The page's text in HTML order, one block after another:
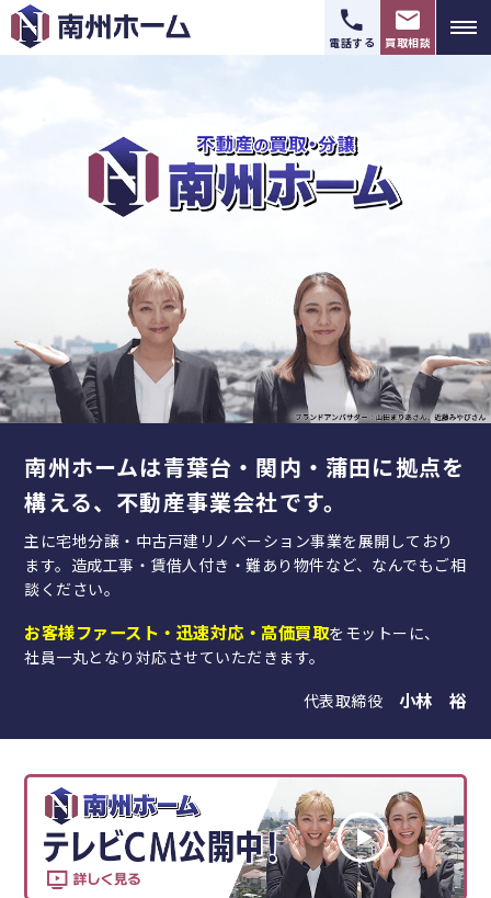
電話する 買取相談
南州ホームは青葉台・関内・蒲田に拠点を
構える、不動産事業会社です。
主に宅地分譲・中古戸建リノベーション事業を展開しており
ます。造成工事・賃借人付き・難あり物件など、なんでもご相
談ください。
お客様ファースト・迅速対応・高価買取をモットーに、
社員一丸となり対応させていただきます。
代表取締役 小林 裕